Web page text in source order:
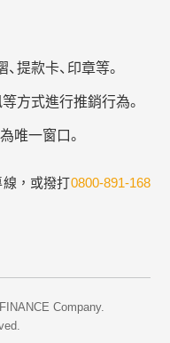
提款卡、印章等。
方式進行推銷行為。
唯一窗口。
，或撥打0800-891-168
Company.